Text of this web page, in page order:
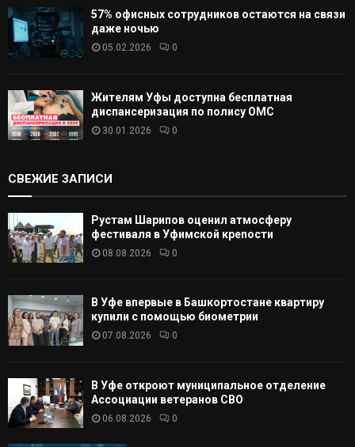
57% офисных сотрудников остаются на связи
даже ночью
05.02.2026 0
Жителям Уфы доступна бесплатная
диспансеризация по полису ОМС
30.01.2026 0
СВЕЖИЕ ЗАПИСИ
Рустам Шарипов оценил атмосферу
фестиваля в Уфимской крепости
08.08.2026 0
В Уфе впервые в Башкортостане квартиру
купили с помощью биометрии
07.08.2026 0
В Уфе откроют муниципальное отделение
Ассоциации ветеранов СВО
06.08.2026 0